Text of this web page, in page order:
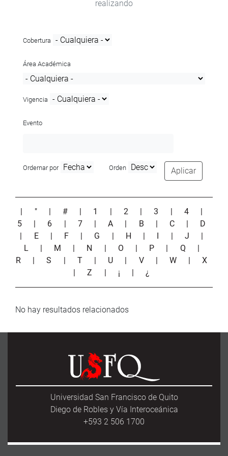
realizando
Cobertura
Área Académica
Vigencia
Evento
Ordernar por Orden Aplicar
| " | # | 1 | 2 |3 | 4
|
5
| 6 | 7 |A | B | C | D
| E | F | G | H | I | J
|
L
| M | N | O | P | Q
|
R
|S | T | U | V |W |X
|Z | ¡ |¿
No hay resultados relacionados
Universidad San Francisco de Quito
Diego de Robles y Vía Interoceánica
+593 2 506 1700